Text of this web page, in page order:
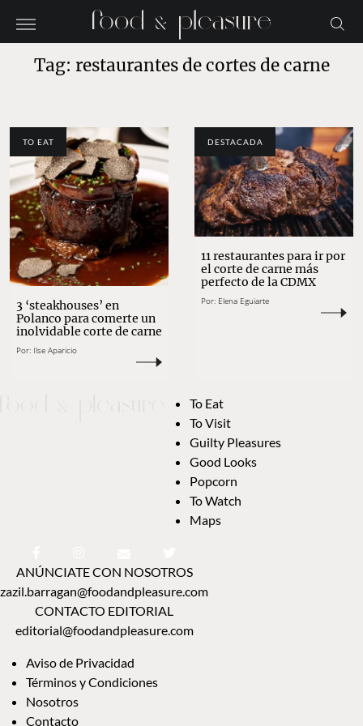
Tag: restaurantes de cortes de carne
TO EAT
3 ‘steakhouses’ en
Polanco para comerte un
inolvidable corte de carne
Por: Ilse Aparicio
DESTACADA
11 restaurantes para ir por
el corte de carne más
perfecto de la CDMX
Por: Elena Eguiarte
To Eat
To Visit
Guilty Pleasures
Good Looks
Popcorn
To Watch
Maps
ANÚNCIATE CON NOSOTROS
zazil.barragan@foodandpleasure.com
CONTACTO EDITORIAL
editorial@foodandpleasure.com
Aviso de Privacidad
Términos y Condiciones
Nosotros
Contacto